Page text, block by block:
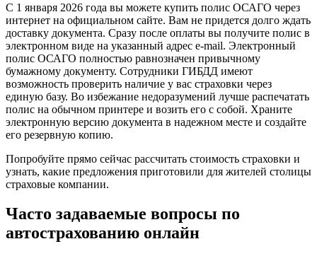
С 1 января 2026 года вы можете купить полис ОСАГО через
интернет на официальном сайте. Вам не придется долго ждать
доставку документа. Сразу после оплаты вы получите полис в
электронном виде на указанный адрес e-mail. Электронный
полис ОСАГО полностью равнозначен привычному
бумажному документу. Сотрудники ГИБДД имеют
возможность проверить наличие у вас страховки через
единую базу. Во избежание недоразумений лучше распечатать
полис на обычном принтере и возить его с собой. Храните
электронную версию документа в надежном месте и создайте
его резервную копию.
Попробуйте прямо сейчас рассчитать стоимость страховки и
узнать, какие предложения приготовили для жителей столицы
страховые компании.
Часто задаваемые вопросы по
автострахованию онлайн